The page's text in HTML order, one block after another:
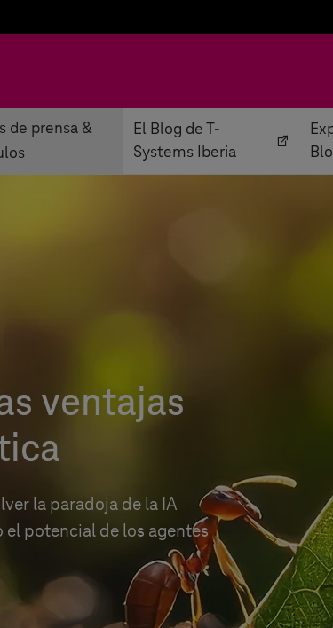
de prensa &
El Blog de T-
Systems Iberia
ventajas
la paradoja de la IA
potencial de los agentes